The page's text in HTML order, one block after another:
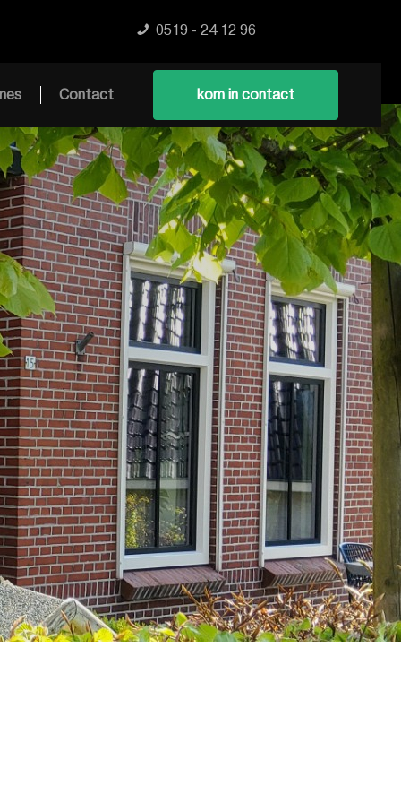
0519 - 24 12 96
Contact kom in contact